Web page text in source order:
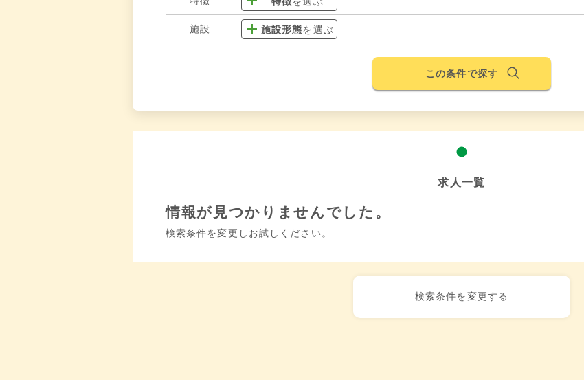
施設 施設形態を選ぶ
この条件で探す
求人一覧
情報が見つかりませんでした。
検索条件を変更しお試しください。
検索条件を変更する